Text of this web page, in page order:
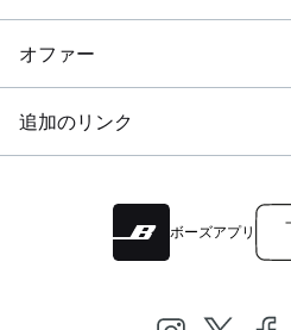
オファー
追加のリンク
ボーズアプリ